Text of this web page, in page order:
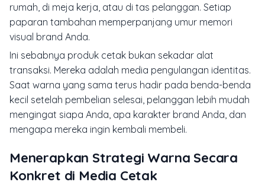
rumah, di meja kerja, atau di tas pelanggan. Setiap
paparan tambahan memperpanjang umur memori
visual brand Anda.
Ini sebabnya produk cetak bukan sekadar alat
transaksi. Mereka adalah media pengulangan identitas.
Saat warna yang sama terus hadir pada benda-benda
kecil setelah pembelian selesai, pelanggan lebih mudah
mengingat siapa Anda, apa karakter brand Anda, dan
mengapa mereka ingin kembali membeli.
Menerapkan Strategi Warna Secara
Konkret di Media Cetak